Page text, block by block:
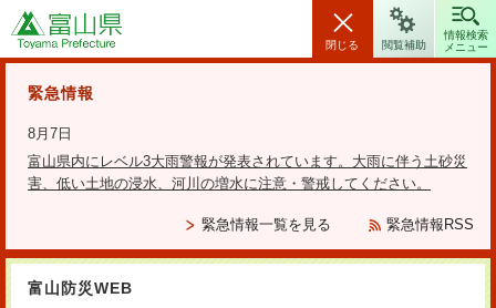
富山県
閉じる 閲覧補助
情報検索
メニュー
緊急情報
8月7日
富山県内にレベル3大雨警報が発表されています。大雨に伴う土砂災
害、低い土地の浸水、河川の増水に注意・警戒してください。
緊急情報一覧を見る 緊急情報RSS
富山防災WEB
テーマから探す